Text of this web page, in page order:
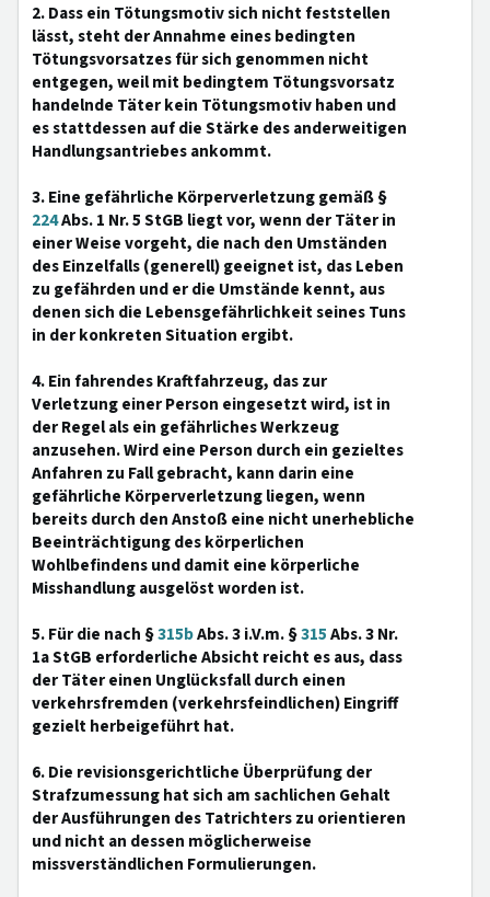
2. Dass ein Tötungsmotiv sich nicht feststellen
lässt, steht der Annahme eines bedingten
Tötungsvorsatzes für sich genommen nicht
entgegen, weil mit bedingtem Tötungsvorsatz
handelnde Täter kein Tötungsmotiv haben und
es stattdessen auf die Stärke des anderweitigen
Handlungsantriebes ankommt.
3. Eine gefährliche Körperverletzung gemäß §
224Abs. 1 Nr. 5 StGB liegt vor, wenn der Täter in
einer Weise vorgeht, die nach den Umständen
des Einzelfalls (generell) geeignet ist, das Leben
zu gefährden und er die Umstände kennt, aus
denen sich die Lebensgefährlichkeit seines Tuns
in der konkreten Situation ergibt.
4. Ein fahrendes Kraftfahrzeug, das zur
Verletzung einer Person eingesetzt wird, ist in
der Regel als ein gefährliches Werkzeug
anzusehen. Wird eine Person durch ein gezieltes
Anfahren zu Fall gebracht, kann darin eine
gefährliche Körperverletzung liegen, wenn
bereits durch den Anstoß eine nicht unerhebliche
Beeinträchtigung des körperlichen
Wohlbefindens und damit eine körperliche
Misshandlung ausgelöst worden ist.
5. Für die nach §315bAbs. 3 i.V.m. §315Abs. 3 Nr.
1a StGB erforderliche Absicht reicht es aus, dass
der Täter einen Unglücksfall durch einen
verkehrsfremden (verkehrsfeindlichen) Eingriff
gezielt herbeigeführt hat.
6. Die revisionsgerichtliche Überprüfung der
Strafzumessung hat sich am sachlichen Gehalt
der Ausführungen des Tatrichters zu orientieren
und nicht an dessen möglicherweise
missverständlichen Formulierungen.